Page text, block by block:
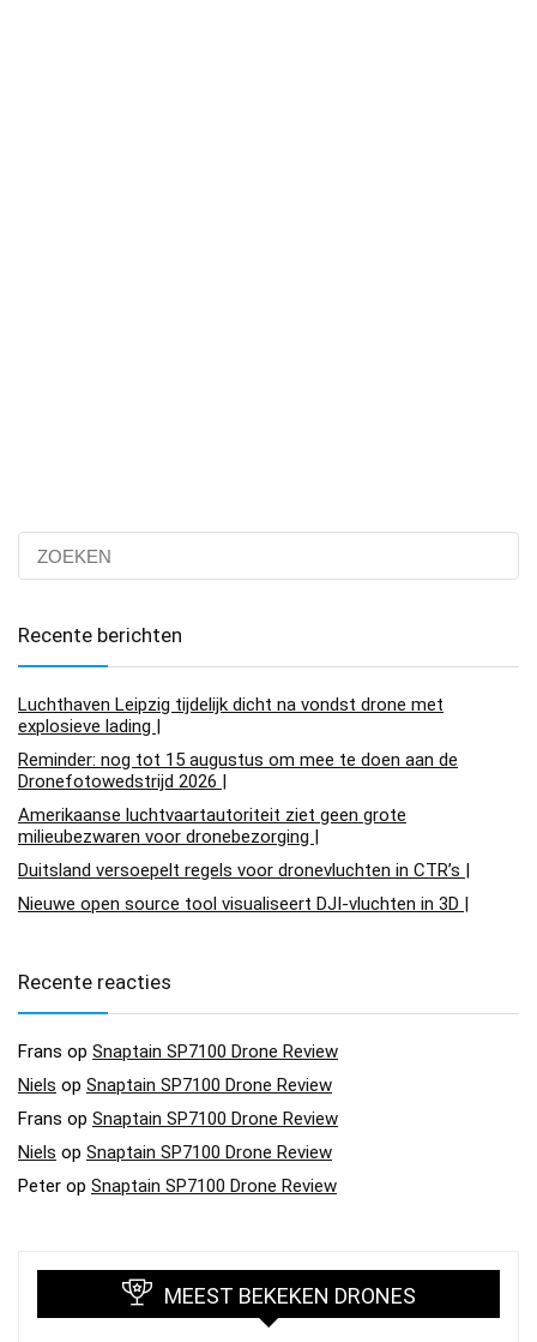
Recente berichten
Luchthaven Leipzig tijdelijk dicht na vondst drone met
explosieve lading |
Reminder: nog tot 15 augustus om mee te doen aan de
Dronefotowedstrijd 2026 |
Amerikaanse luchtvaartautoriteit ziet geen grote
milieubezwaren voor dronebezorging |
Duitsland versoepelt regels voor dronevluchten in CTR’s |
Nieuwe open source tool visualiseert DJI-vluchten in 3D |
Recente reacties
Frans op Snaptain SP7100 Drone Review
Niels op Snaptain SP7100 Drone Review
Frans op Snaptain SP7100 Drone Review
Niels op Snaptain SP7100 Drone Review
Peter op Snaptain SP7100 Drone Review
MEEST BEKEKEN DRONES